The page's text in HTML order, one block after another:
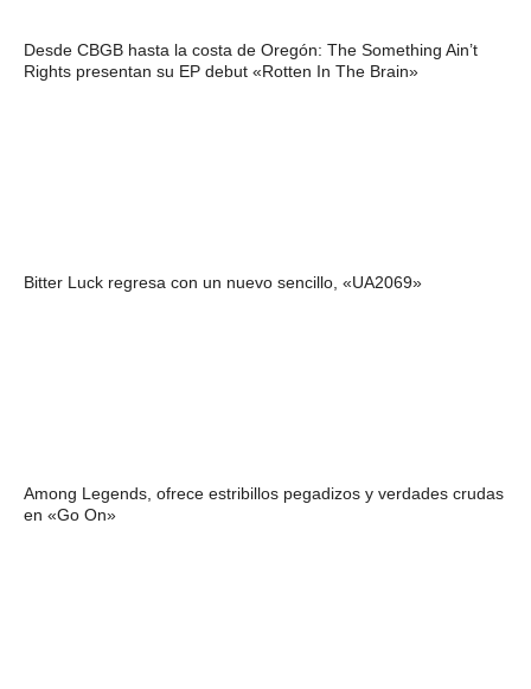
Desde CBGB hasta la costa de Oregón: The Something Ain’t
Rights presentan su EP debut «Rotten In The Brain»
Bitter Luck regresa con un nuevo sencillo, «UA2069»
Among Legends, ofrece estribillos pegadizos y verdades crudas
en «Go On»